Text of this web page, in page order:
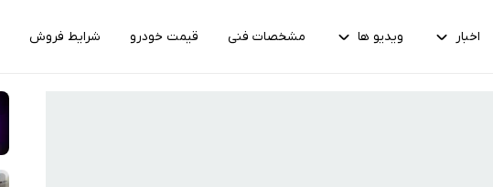
اخبار ویدیو ها مشخصات فنی قیمت خودرو شرایط فروش